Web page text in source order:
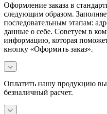
Оформление заказа в
следующим образом.
последовательным этапам:
данные о себе. Советуем в
информацию, которая
кнопку «Оформить заказ».
Оплатить нашу продукцию вы
безналичный расчет.